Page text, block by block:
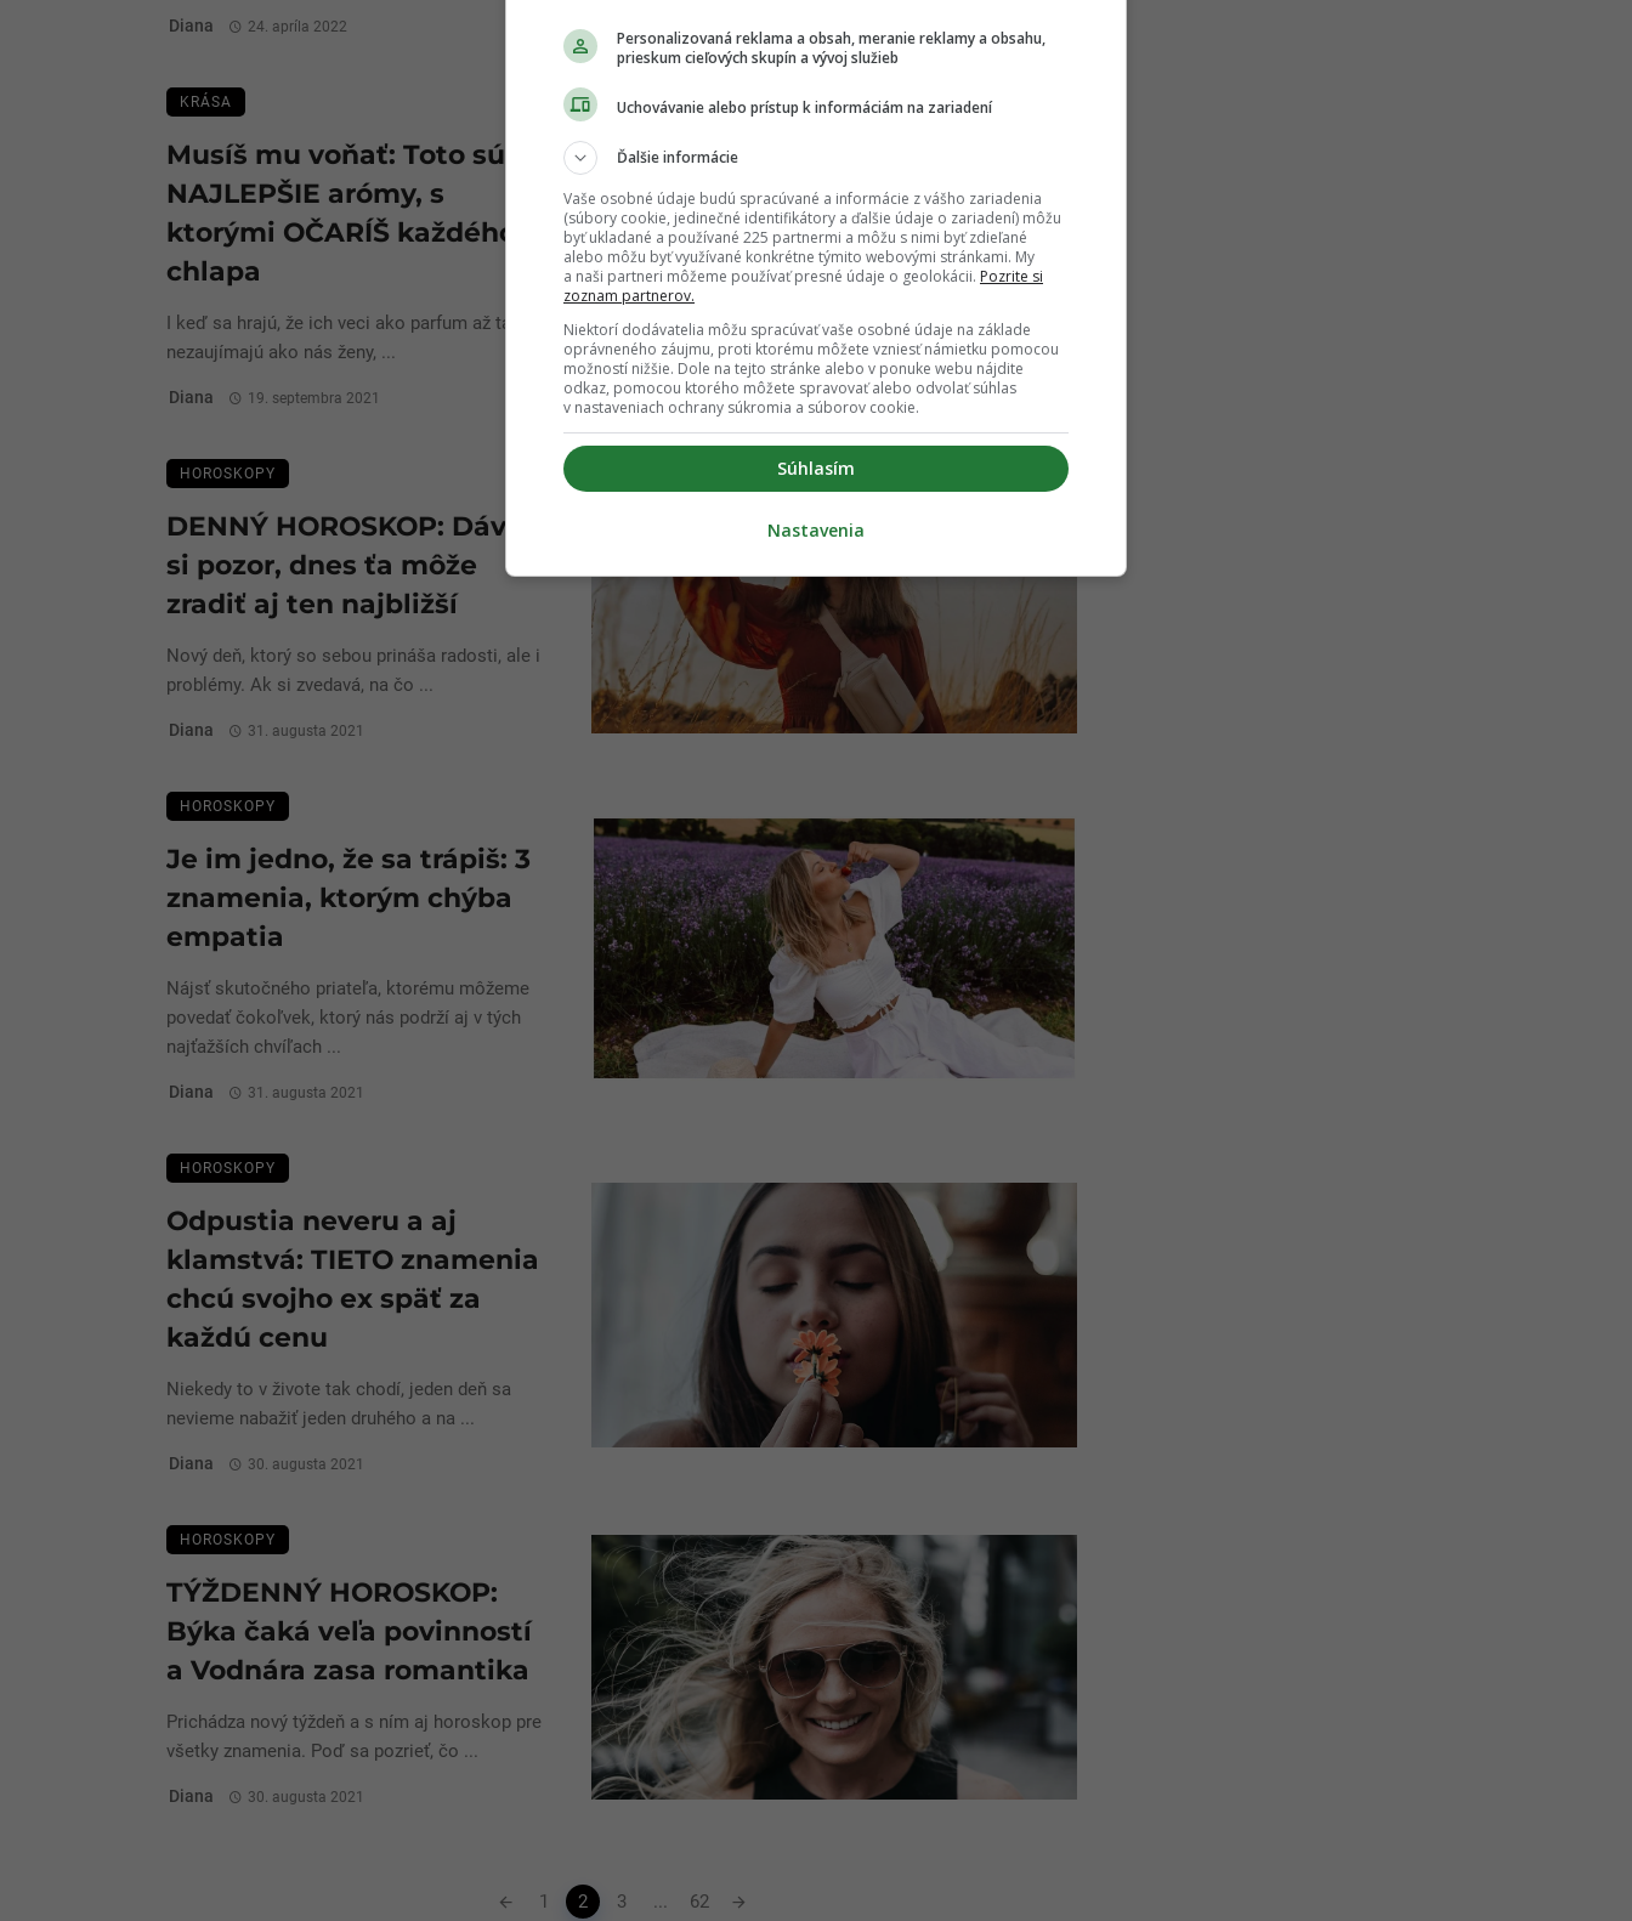
Diana 24. apríla 2022
KRÁSA
Musíš mu voňať: Toto sú
NAJLEPŠIE arómy, s
ktorými OČARÍŠ každého
chlapa
I keď sa hrajú, že ich veci ako parfum až tak
nezaujímajú ako nás ženy, ...
Diana 19. septembra 2021
HOROSKOPY
DENNÝ HOROSKOP: Dávaj
si pozor, dnes ťa môže
zradiť aj ten najbližší
Nový deň, ktorý so sebou prináša radosti, ale i
problémy. Ak si zvedavá, na čo ...
Diana 31. augusta 2021
HOROSKOPY
Je im jedno, že sa trápiš: 3
znamenia, ktorým chýba
empatia
Nájsť skutočného priateľa, ktorému môžeme
povedať čokoľvek, ktorý nás podrží aj v tých
najťažších chvíľach ...
Diana 31. augusta 2021
HOROSKOPY
Odpustia neveru a aj
klamstvá: TIETO znamenia
chcú svojho ex späť za
každú cenu
Niekedy to v živote tak chodí, jeden deň sa
nevieme nabažiť jeden druhého a na ...
Diana 30. augusta 2021
HOROSKOPY
TÝŽDENNÝ HOROSKOP:
Býka čaká veľa povinností
a Vodnára zasa romantika
Prichádza nový týždeň a s ním aj horoskop pre
všetky znamenia. Poď sa pozrieť, čo ...
Diana 30. augusta 2021
1 2 3 ... 62
Personalizovaná reklama a obsah, meranie reklamy a obsahu,
prieskum cieľových skupín a vývoj služieb
Uchovávanie alebo prístup k informáciám na zariadení
Ďalšie informácie
Vaše osobné údaje budú spracúvané a informácie z vášho zariadenia
(súbory cookie, jedinečné identifikátory a ďalšie údaje o zariadení) môžu
byť ukladané a používané 225 partnermi a môžu s nimi byť zdieľané
alebo môžu byť využívané konkrétne týmito webovými stránkami. My
a naši partneri môžeme používať presné údaje o geolokácii. Pozrite si
zoznam partnerov.
Niektorí dodávatelia môžu spracúvať vaše osobné údaje na základe
oprávneného záujmu, proti ktorému môžete vzniesť námietku pomocou
možností nižšie. Dole na tejto stránke alebo v ponuke webu nájdite
odkaz, pomocou ktorého môžete spravovať alebo odvolať súhlas
v nastaveniach ochrany súkromia a súborov cookie.
Súhlasím
Nastavenia